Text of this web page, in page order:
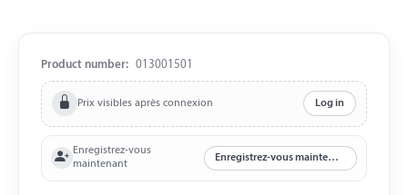
Product number: 013001501
Prix visibles après connexion Log in
Enregistrez-vous
maintenant
Enregistrez-vous maintenant